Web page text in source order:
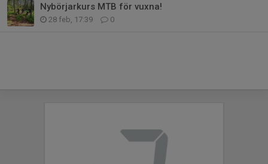
Nybörjarkurs MTB för vuxna!
28 feb, 17:39 0